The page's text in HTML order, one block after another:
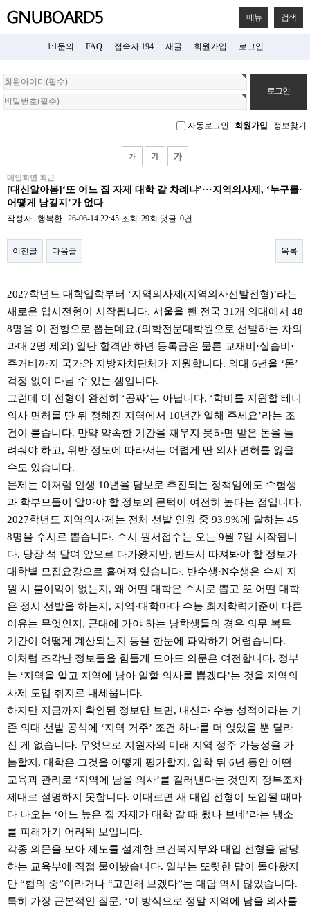
메뉴 검색
1:1문의 FAQ 접속자 194 새글 회원가입 로그인
회
원
로
자동로그인 회원가입 정보찾기
메인화면 최근
[대신알아봄]‘또 어느 집 자제 대학 갈 차례냐’···지역의사제, ‘누구를·
어떻게 남길지’가 없다
작성자 행복한 26-06-14 22:45 조회 29회 댓글 0건
이전글 다음글 목록
2027학년도 대학입학부터 ‘지역의사제(지역의사선발전형)’라는
새로운 입시전형이 시작됩니다. 서울을 뺀 전국 31개 의대에서 48
8명을 이 전형으로 뽑는데요.(의학전문대학원으로 선발하는 차의
과대 2명 제외) 일단 합격만 하면 등록금은 물론 교재비·실습비·
주거비까지 국가와 지방자치단체가 지원합니다. 의대 6년을 ‘돈’
걱정 없이 다닐 수 있는 셈입니다.
그런데 이 전형이 완전히 ‘공짜’는 아닙니다. ‘학비를 지원할 테니
의사 면허를 딴 뒤 정해진 지역에서 10년간 일해 주세요’라는 조
건이 붙습니다. 만약 약속한 기간을 채우지 못하면 받은 돈을 돌
려줘야 하고, 위반 정도에 따라서는 어렵게 딴 의사 면허를 잃을
수도 있습니다.
문제는 이처럼 인생 10년을 담보로 추진되는 정책임에도 수험생
과 학부모들이 알아야 할 정보의 문턱이 여전히 높다는 점입니다.
2027학년도 지역의사제는 전체 선발 인원 중 93.9%에 달하는 45
8명을 수시로 뽑습니다. 수시 원서접수는 오는 9월 7일 시작됩니
다. 당장 석 달여 앞으로 다가왔지만, 반드시 따져봐야 할 정보가
대학별 모집요강으로 흩어져 있습니다. 반수생·N수생은 수시 지
원 시 불이익이 없는지, 왜 어떤 대학은 수시로 뽑고 또 어떤 대학
은 정시 선발을 하는지, 지역·대학마다 수능 최저학력기준이 다른
이유는 무엇인지, 군대에 가야 하는 남학생들의 경우 의무 복무
기간이 어떻게 계산되는지 등을 한눈에 파악하기 어렵습니다.
이처럼 조각난 정보들을 힘들게 모아도 의문은 여전합니다. 정부
는 ‘지역을 알고 지역에 남아 일할 의사를 뽑겠다’는 것을 지역의
사제 도입 취지로 내세웁니다.
하지만 지금까지 확인된 정보만 보면, 내신과 수능 성적이라는 기
존 의대 선발 공식에 ‘지역 거주’ 조건 하나를 더 얹었을 뿐 달라
진 게 없습니다. 무엇으로 지원자의 미래 지역 정주 가능성을 가
늠할지, 대학은 그것을 어떻게 평가할지, 입학 뒤 6년 동안 어떤
교육과 관리로 ‘지역에 남을 의사’를 길러낸다는 것인지 정부조차
제대로 설명하지 못합니다. 이대로면 새 대입 전형이 도입될 때마
다 나오는 ‘어느 높은 집 자제가 대학 갈 때 됐나 보네’라는 냉소
를 피해가기 어려워 보입니다.
각종 의문을 모아 제도를 설계한 보건복지부와 대입 전형을 담당
하는 교육부에 직접 물어봤습니다. 일부는 또렷한 답이 돌아왔지
만 “협의 중”이라거나 “고민해 보겠다”는 대답 역시 많았습니다.
특히 가장 근본적인 질문, ‘이 방식으로 정말 지역에 남을 의사를